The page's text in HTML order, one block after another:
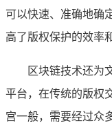
可以快速、准确地确
高了版权保护的效率
区块链技术还为
平台，在传统的版权
宫一般，需要经过众